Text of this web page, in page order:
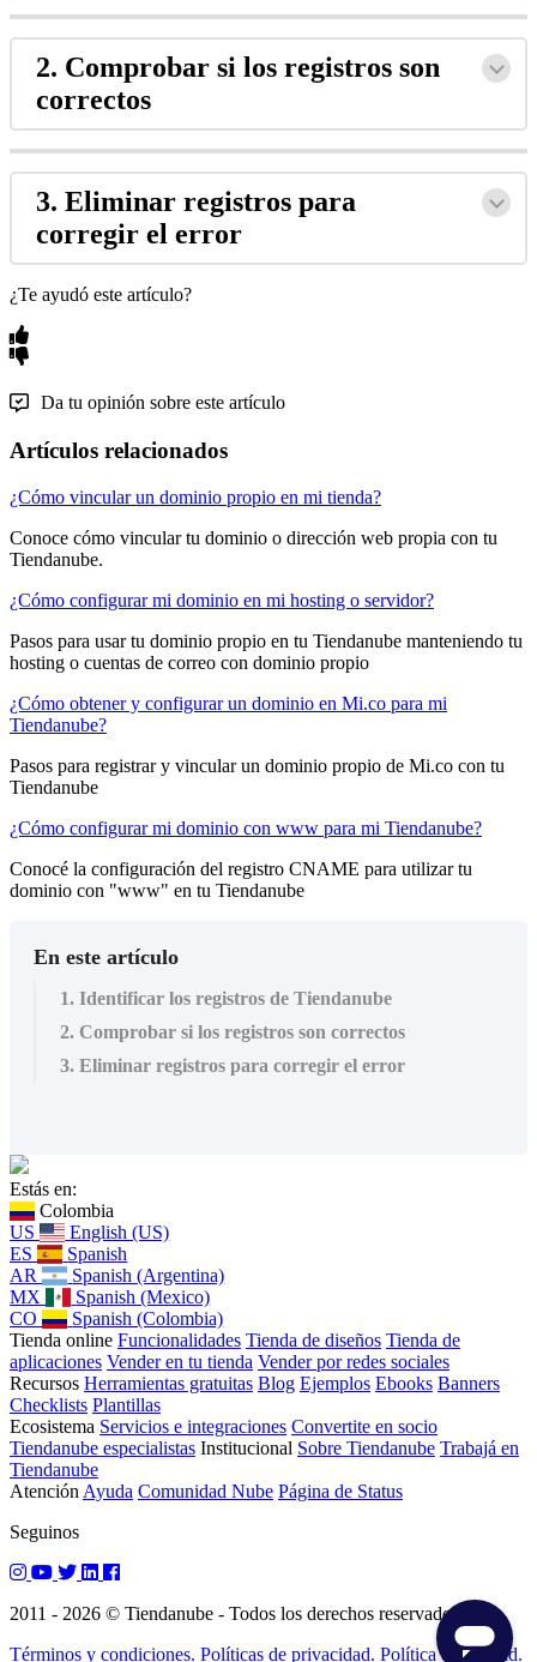
2. Comprobar si los registros son
correctos
3. Eliminar registros para
corregir el error
¿Te ayudó este artículo?
Da tu opinión sobre este artículo
Artículos relacionados
¿Cómo vincular un dominio propio en mi tienda?
Conoce cómo vincular tu dominio o dirección web propia con tu
Tiendanube.
¿Cómo configurar mi dominio en mi hosting o servidor?
Pasos para usar tu dominio propio en tu Tiendanube manteniendo tu
hosting o cuentas de correo con dominio propio
¿Cómo obtener y configurar un dominio en Mi.co para mi
Tiendanube?
Pasos para registrar y vincular un dominio propio de Mi.co con tu
Tiendanube
¿Cómo configurar mi dominio con www para mi Tiendanube?
Conocé la configuración del registro CNAME para utilizar tu
dominio con "www" en tu Tiendanube
En este artículo
1. Identificar los registros de Tiendanube
2. Comprobar si los registros son correctos
3. Eliminar registros para corregir el error
Estás en:
Colombia
US
English (US)
ES
Spanish
AR
Spanish (Argentina)
MX
Spanish (Mexico)
CO
Spanish (Colombia)
Tienda online Funcionalidades Tienda de diseños Tienda de
aplicaciones Vender en tu tienda Vender por redes sociales
Recursos Herramientas gratuitas Blog Ejemplos Ebooks Banners
Checklists Plantillas
Ecosistema Servicios e integraciones Convertite en socio
Tiendanube especialistas Institucional Sobre Tiendanube Trabajá en
Tiendanube
Atención Ayuda Comunidad Nube Página de Status
Seguinos
2011 - 2026 © Tiendanube - Todos los derechos reservados.
Términos y condiciones. Políticas de privacidad. Política de calidad.